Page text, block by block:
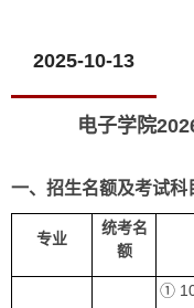
2025-10-13
电子学院
一、招生名额及考试科
专业
统考名
额
①